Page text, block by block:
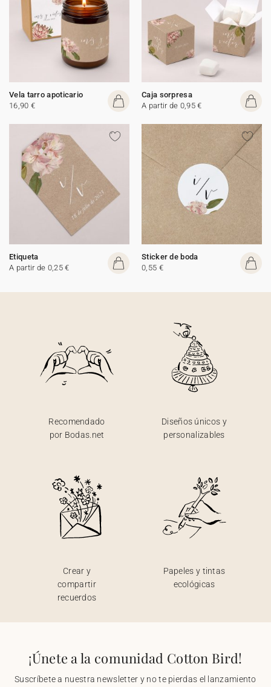
Vela tarro apoticario
16,90 €
Caja sorpresa
A partir de 0,95 €
Etiqueta
A partir de 0,25 €
Sticker de boda
0,55 €
Recomendado
por Bodas.net
Diseños únicos y
personalizables
Crear y
compartir
recuerdos
Papeles y tintas
ecológicas
¡Únete a la comunidad Cotton Bird!
Suscríbete a nuestra newsletter y no te pierdas el lanzamiento